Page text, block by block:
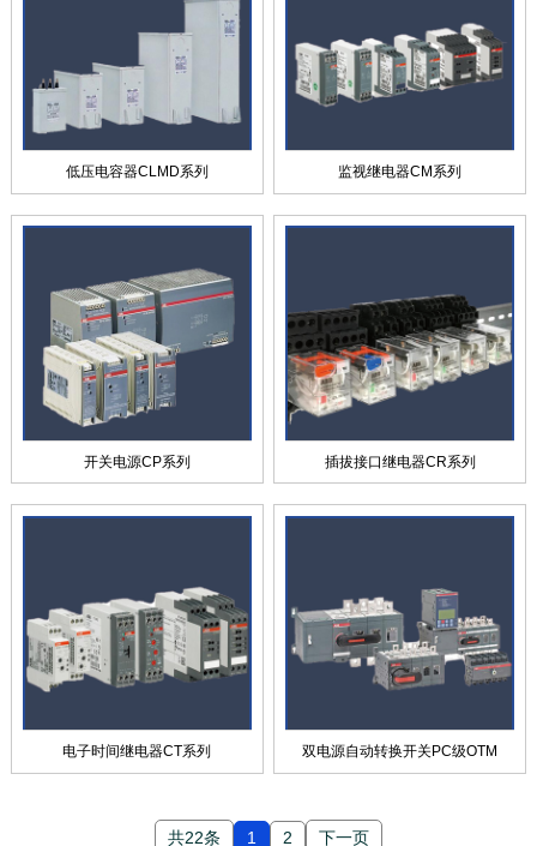
低压电容器CLMD系列 监视继电器CM系列
开关电源CP系列 插拔接口继电器CR系列
电子时间继电器CT系列 双电源自动转换开关PC级OTM
共22条 1 2 下一页